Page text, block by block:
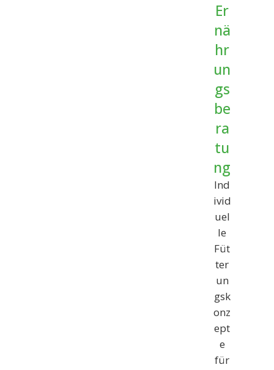
Er
nä
hr
un
gs
be
ra
tu
ng
Ind
ivid
uel
le
Füt
ter
un
gsk
onz
ept
e
für